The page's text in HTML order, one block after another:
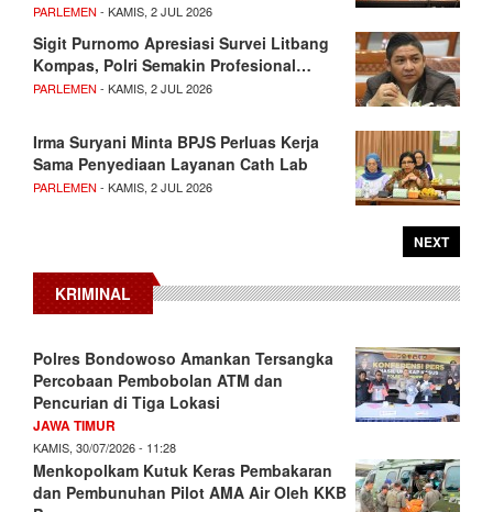
PARLEMEN - KAMIS, 2 JUL 2026
Sigit Purnomo Apresiasi Survei Litbang
Kompas, Polri Semakin Profesional…
PARLEMEN - KAMIS, 2 JUL 2026
Irma Suryani Minta BPJS Perluas Kerja
Sama Penyediaan Layanan Cath Lab
PARLEMEN - KAMIS, 2 JUL 2026
NEXT
KRIMINAL
Polres Bondowoso Amankan Tersangka
Percobaan Pembobolan ATM dan
Pencurian di Tiga Lokasi
JAWA TIMUR
KAMIS, 30/07/2026 - 11:28
Menkopolkam Kutuk Keras Pembakaran
dan Pembunuhan Pilot AMA Air Oleh KKB